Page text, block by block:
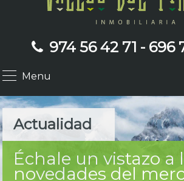
Menu
974 56 42 71 - 696
Actualidad
Échale un vistazo a
novedades del